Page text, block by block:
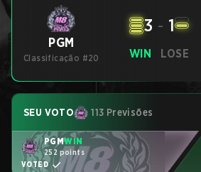
PGM
Classificação #20 WIN
3 - 1
LOSE
SEU VOTO 113 Previsões
PGMWIN
252 points
VOTED